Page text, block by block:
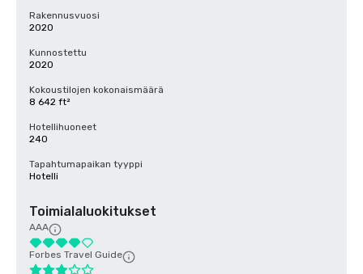
Rakennusvuosi
2020
Kunnostettu
2020
Kokoustilojen kokonaismäärä
8 642 ft²
Hotellihuoneet
240
Tapahtumapaikan tyyppi
Hotelli
Toimialaluokitukset
AAA
Forbes Travel Guide